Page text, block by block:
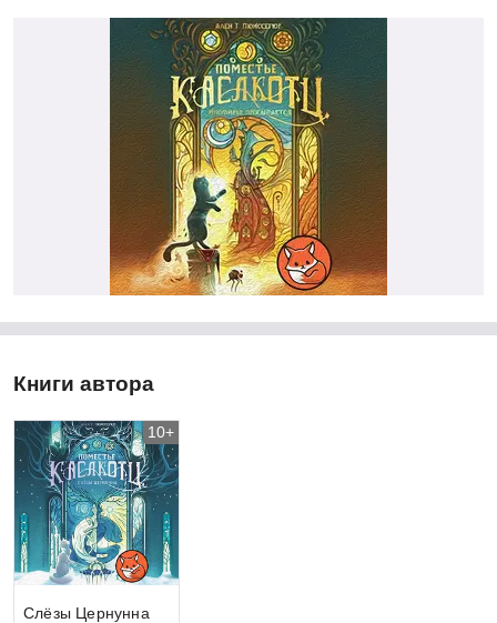
Книги автора
Слёзы Цернунна
10+